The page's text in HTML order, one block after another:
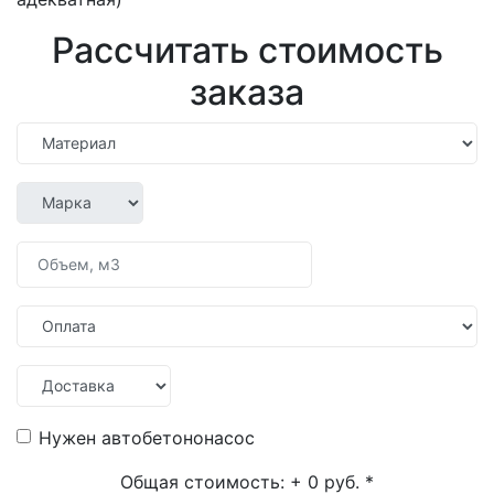
Рассчитать стоимость
заказа
Нужен автобетононасос
Общая стоимость: + 0 руб. *